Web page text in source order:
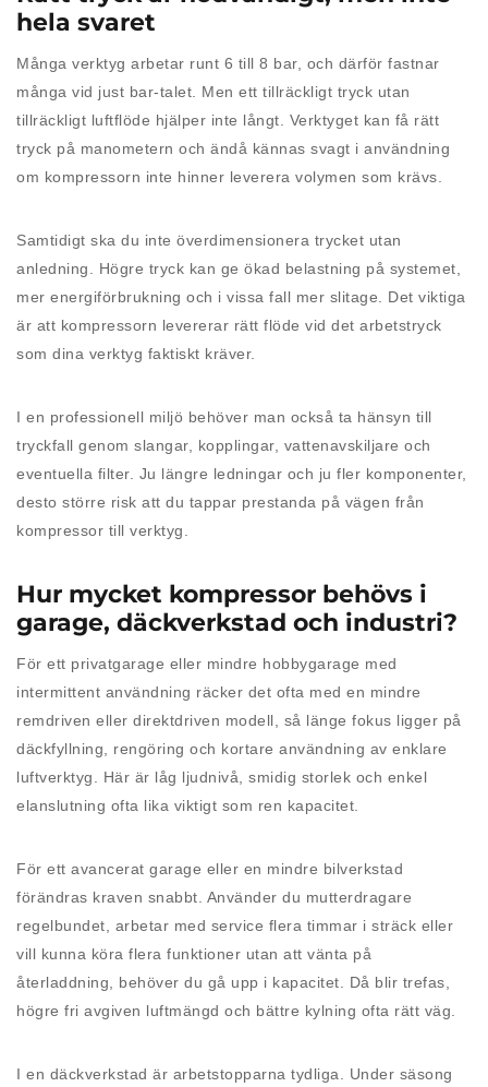
hela svaret
Många verktyg arbetar runt 6 till 8 bar, och därför fastnar
många vid just bar-talet. Men ett tillräckligt tryck utan
tillräckligt luftflöde hjälper inte långt. Verktyget kan få rätt
tryck på manometern och ändå kännas svagt i användning
om kompressorn inte hinner leverera volymen som krävs.
Samtidigt ska du inte överdimensionera trycket utan
anledning. Högre tryck kan ge ökad belastning på systemet,
mer energiförbrukning och i vissa fall mer slitage. Det viktiga
är att kompressorn levererar rätt flöde vid det arbetstryck
som dina verktyg faktiskt kräver.
I en professionell miljö behöver man också ta hänsyn till
tryckfall genom slangar, kopplingar, vattenavskiljare och
eventuella filter. Ju längre ledningar och ju fler komponenter,
desto större risk att du tappar prestanda på vägen från
kompressor till verktyg.
Hur mycket kompressor behövs i
garage, däckverkstad och industri?
För ett privatgarage eller mindre hobbygarage med
intermittent användning räcker det ofta med en mindre
remdriven eller direktdriven modell, så länge fokus ligger på
däckfyllning, rengöring och kortare användning av enklare
luftverktyg. Här är låg ljudnivå, smidig storlek och enkel
elanslutning ofta lika viktigt som ren kapacitet.
För ett avancerat garage eller en mindre bilverkstad
förändras kraven snabbt. Använder du mutterdragare
regelbundet, arbetar med service flera timmar i sträck eller
vill kunna köra flera funktioner utan att vänta på
återladdning, behöver du gå upp i kapacitet. Då blir trefas,
högre fri avgiven luftmängd och bättre kylning ofta rätt väg.
I en däckverkstad är arbetstopparna tydliga. Under säsong